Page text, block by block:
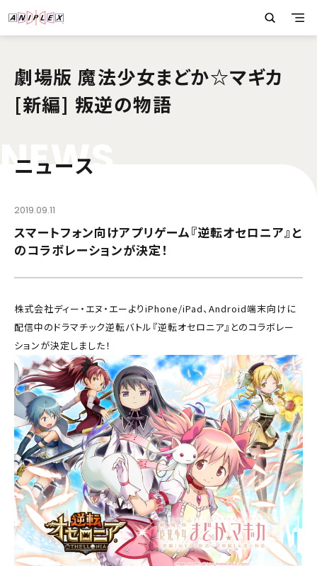
劇場版 魔法少女まどか☆マギカ
[新編] 叛逆の物語
NEWS
ニュース
2019.09.11
スマートフォン向けアプリゲーム『逆転オセロニア』と
のコラボレーションが決定！
株式会社ディー・エヌ・エーよりiPhone/iPad、Android端末向けに
配信中のドラマチック逆転バトル『逆転オセロニア』とのコラボレー
ションが決定しました！